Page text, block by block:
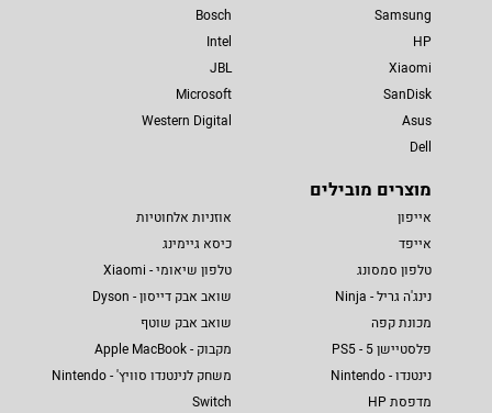
Samsung
HP
Xiaomi
SanDisk
Asus
Dell
Bosch
Intel
JBL
Microsoft
Western Digital
מוצרים מובילים
אייפון
אייפד
טלפון סמסונג
נינג'ה גריל - Ninja
מכונת קפה
פלסטיישן 5 - PS5
נינטנדו - Nintendo
מדפסת HP
אוזניות אלחוטיות
כיסא גיימינג
טלפון שיאומי - Xiaomi
שואב אבק דייסון - Dyson
שואב אבק שוטף
מקבוק - Apple MacBook
משחק לנינטנדו סוויץ' - Nintendo
Switch